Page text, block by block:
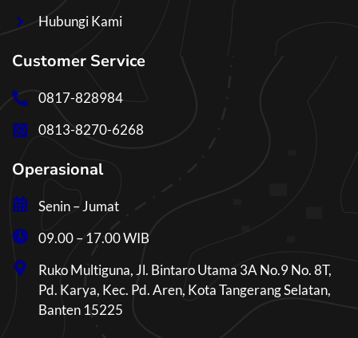
Hubungi Kami
Customer Service
0817-828984
0813-8270-6268
Operasional
Senin – Jumat
09.00 – 17.00 WIB
Ruko Multiguna, Jl. Bintaro Utama 3A No.9 No. 8T,
Pd. Karya, Kec. Pd. Aren, Kota Tangerang Selatan,
Banten 15225